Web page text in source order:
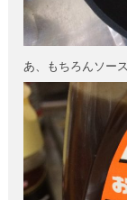
あ、もちろんソー